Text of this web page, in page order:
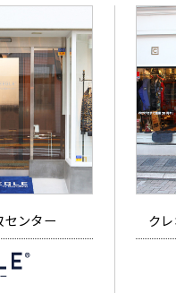
ンター ク